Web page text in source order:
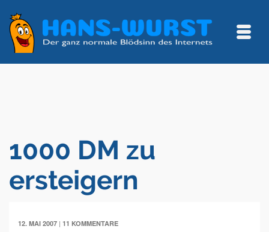
1000 DM zu
ersteigern
12. MAI 2007 | 11 KOMMENTARE